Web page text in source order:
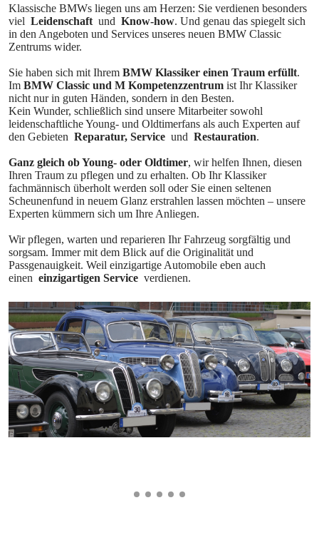
Klassische BMWs liegen uns am Herzen: Sie verdienen besonders
viel Leidenschaft und Know-how. Und genau das spiegelt sich
in den Angeboten und Services unseres neuen BMW Classic
Zentrums wider.
Sie haben sich mit Ihrem BMW Klassiker einen Traum erfüllt.
Im BMW Classic und M Kompetenzzentrum ist Ihr Klassiker
nicht nur in guten Händen, sondern in den Besten.
Kein Wunder, schließlich sind unsere Mitarbeiter sowohl
leidenschaftliche Young- und Oldtimerfans als auch Experten auf
den Gebieten Reparatur, Service und Restauration.
Ganz gleich ob Young- oder Oldtimer, wir helfen Ihnen, diesen
Ihren Traum zu pflegen und zu erhalten. Ob Ihr Klassiker
fachmännisch überholt werden soll oder Sie einen seltenen
Scheunenfund in neuem Glanz erstrahlen lassen möchten – unsere
Experten kümmern sich um Ihre Anliegen.
Wir pflegen, warten und reparieren Ihr Fahrzeug sorgfältig und
sorgsam. Immer mit dem Blick auf die Originalität und
Passgenauigkeit. Weil einzigartige Automobile eben auch
einen einzigartigen Service verdienen.